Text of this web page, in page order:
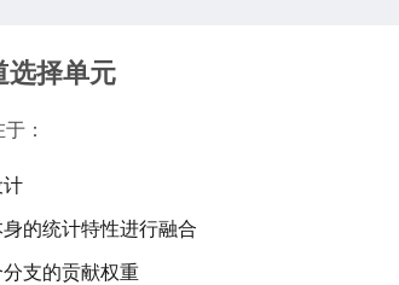
择单元
：
的统计特性进行融合
支的贡献权重